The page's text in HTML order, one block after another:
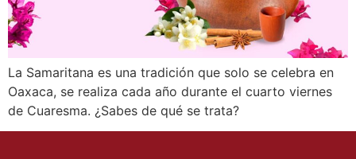
La Samaritana es una tradición que solo se celebra en
Oaxaca, se realiza cada año durante el cuarto viernes
de Cuaresma. ¿Sabes de qué se trata?